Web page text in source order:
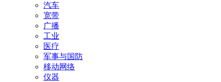
汽车
宽带
广播
工业
医疗
军事与国防
移动网络
仪器